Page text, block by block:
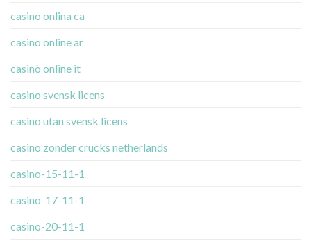
casino onlina ca
casino online ar
casinò online it
casino svensk licens
casino utan svensk licens
casino zonder crucks netherlands
casino-15-11-1
casino-17-11-1
casino-20-11-1